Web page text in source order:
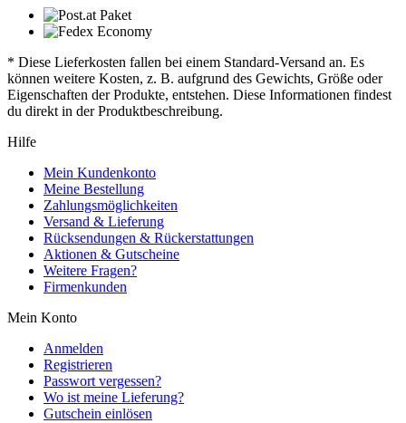
* Diese Lieferkosten fallen bei einem Standard-Versand an. Es
können weitere Kosten, z. B. aufgrund des Gewichts, Größe oder
Eigenschaften der Produkte, entstehen. Diese Informationen findest
du direkt in der Produktbeschreibung.
Hilfe
Mein Kundenkonto
Meine Bestellung
Zahlungsmöglichkeiten
Versand & Lieferung
Rücksendungen & Rückerstattungen
Aktionen & Gutscheine
Weitere Fragen?
Firmenkunden
Mein Konto
Anmelden
Registrieren
Passwort vergessen?
Wo ist meine Lieferung?
Gutschein einlösen